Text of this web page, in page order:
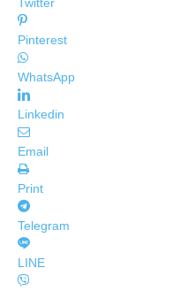
Pinterest
WhatsApp
Linkedin
Email
Print
Telegram
LINE